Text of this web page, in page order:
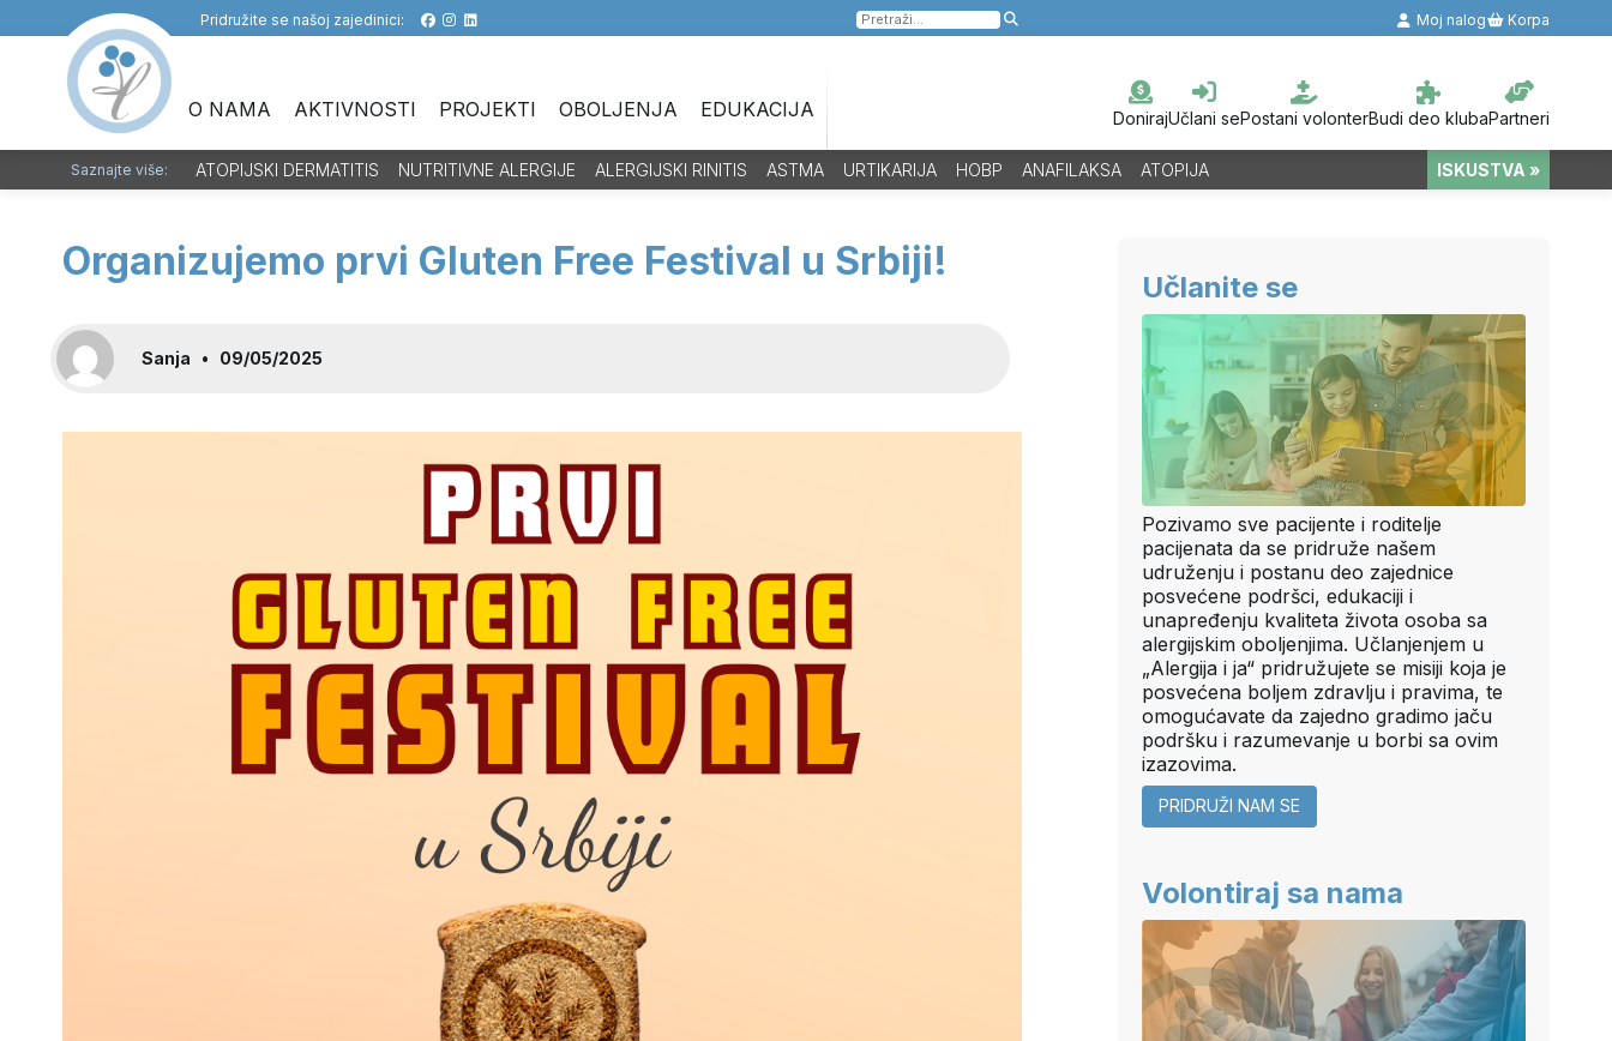
Pridružite se našoj zajedinici:
Pretraga
za:
Moj nalog Korpa
O NAMA AKTIVNOSTI PROJEKTI OBOLJENJA EDUKACIJA DonirajUčlani sePostani volonterBudi deo klubaPartneri
Saznajte više: ATOPIJSKI DERMATITIS NUTRITIVNE ALERGIJE ALERGIJSKI RINITIS ASTMA URTIKARIJA HOBP ANAFILAKSA ATOPIJA ISKUSTVA »
Organizujemo prvi Gluten Free Festival u Srbiji!
Sanja • 09/05/2025
Učlanite se
Pozivamo sve pacijente i roditelje
pacijenata da se pridruže našem
udruženju i postanu deo zajednice
posvećene podršci, edukaciji i
unapređenju kvaliteta života osoba sa
alergijskim oboljenjima. Učlanjenjem u
„Alergija i ja“ pridružujete se misiji koja je
posvećena boljem zdravlju i pravima, te
omogućavate da zajedno gradimo jaču
podršku i razumevanje u borbi sa ovim
izazovima.
PRIDRUŽI NAM SE
Volontiraj sa nama